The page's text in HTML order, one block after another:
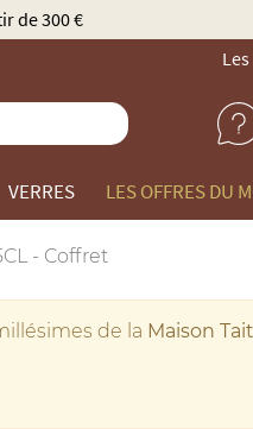
Millau
VERRES LES OFFRES DU
- Coffret
de la Maison